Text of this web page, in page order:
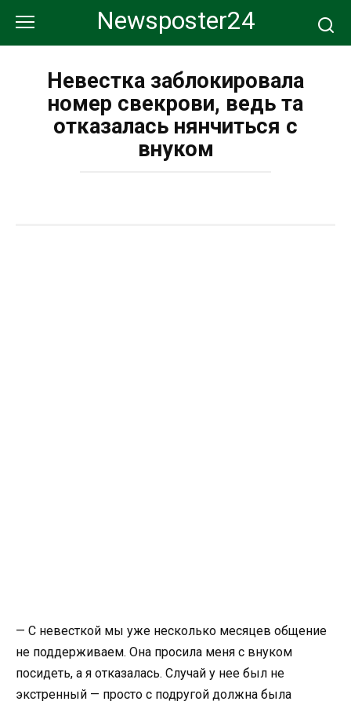
контенту
Newsposter24
Невестка заблокировала
номер свекрови, ведь та
отказалась нянчиться с
внуком
— С невесткой мы уже несколько месяцев общение
не поддерживаем. Она просила меня с внуком
посидеть, а я отказалась. Случай у нее был не
экстренный — просто с подругой должна была